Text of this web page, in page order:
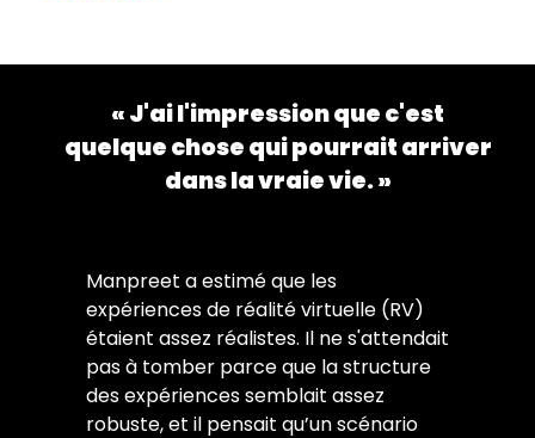
« J'ai l'impression que c'est
quelque chose qui pourrait arriver
dans la vraie vie. »
Manpreet a estimé que les
expériences de réalité virtuelle (RV)
étaient assez réalistes. Il ne s'attendait
pas à tomber parce que la structure
des expériences semblait assez
robuste, et il pensait qu’un scénario